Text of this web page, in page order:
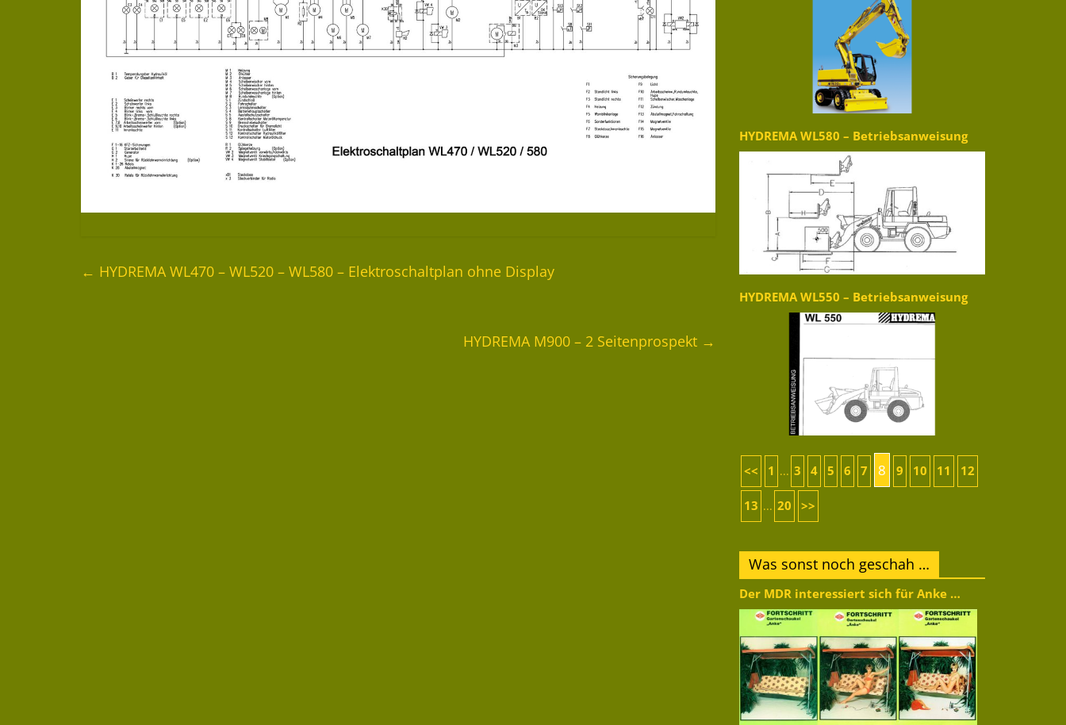
← HYDREMA WL470 – WL520 – WL580 – Elektroschaltplan ohne Display
HYDREMA M900 – 2 Seitenprospekt →
HYDREMA WL580 – Betriebsanweisung
HYDREMA WL550 – Betriebsanweisung
<< 1 ... 3 4 5 6 7 8 9 10 11 12
13 ... 20 >>
Was sonst noch geschah …
Der MDR interessiert sich für Anke …